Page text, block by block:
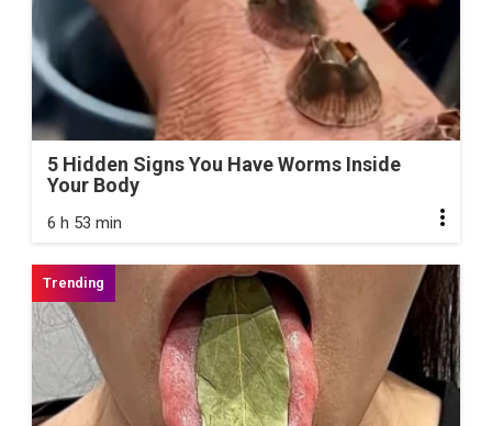
5 Hidden Signs You Have Worms Inside
Your Body
6 h 53 min